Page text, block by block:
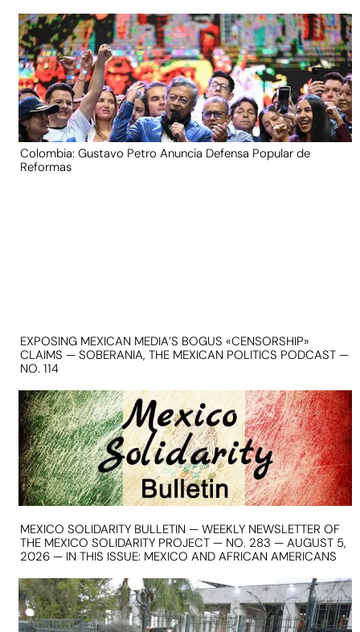
Colombia: Gustavo Petro Anuncia Defensa Popular de
Reformas
EXPOSING MEXICAN MEDIA’S BOGUS «CENSORSHIP»
CLAIMS — SOBERANIA, THE MEXICAN POLITICS PODCAST —
NO. 114
MEXICO SOLIDARITY BULLETIN — WEEKLY NEWSLETTER OF
THE MEXICO SOLIDARITY PROJECT — NO. 283 — AUGUST 5,
2026 — IN THIS ISSUE: MEXICO AND AFRICAN AMERICANS